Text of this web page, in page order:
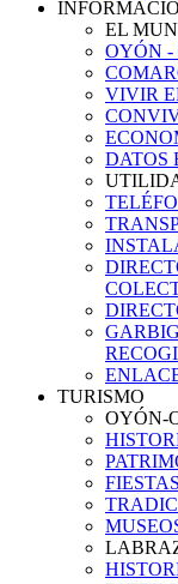
EL
OYÓN -
VIVIR
DATOS
TURISMO
OYÓN-
FIESTAS